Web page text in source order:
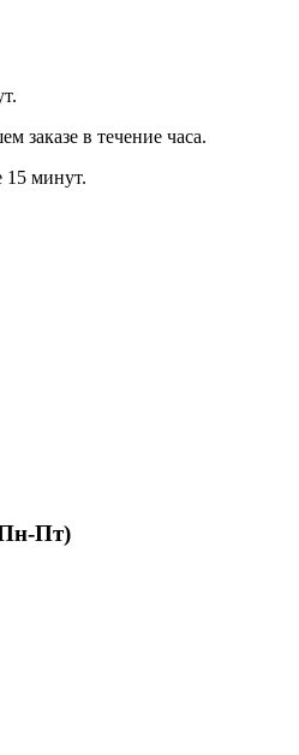
заказе в течение часа.
15 минут.
Пт)